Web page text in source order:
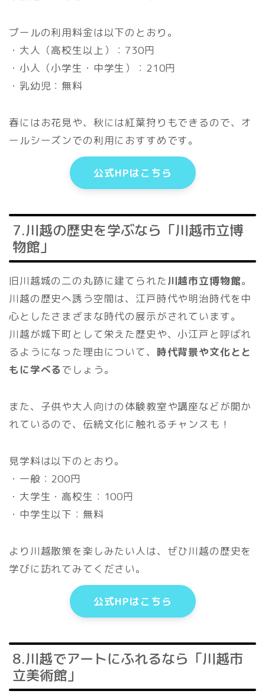
プールの利用料金は以下のとおり。
・大人（高校生以上）：730円
・小人（小学生・中学生）：210円
・乳幼児：無料
春にはお花見や、秋には紅葉狩りもできるので、オ
ールシーズンでの利用におすすめです。
公式HPはこちら
7.川越の歴史を学ぶなら「川越市立博
物館」
旧川越城の二の丸跡に建てられた川越市立博物館。
川越の歴史へ誘う空間は、江戸時代や明治時代を中
心としたさまざまな時代の展示がされています。
川越が城下町として栄えた歴史や、小江戸と呼ばれ
るようになった理由について、 時代背景や文化とと
もに学べるでしょう。
また、子供や大人向けの体験教室や講座などが開か
れているので、伝統文化に触れるチャンスも！
見学料は以下のとおり。
・一般：200円
・大学生・高校生：100円
・中学生以下：無料
より川越散策を楽しみたい人は、ぜひ川越の歴史を
学びに訪れてみてください。
公式HPはこちら
8.川越でアートにふれるなら「川越市
立美術館」